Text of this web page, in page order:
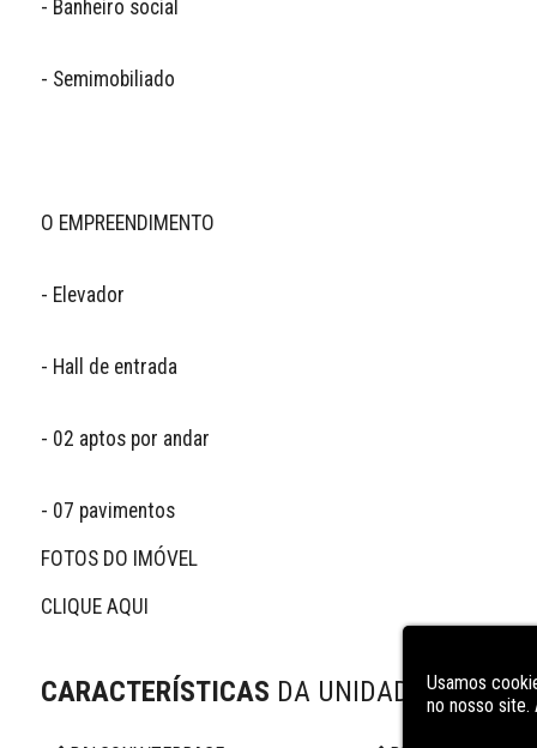
- Banheiro social
- Semimobiliado
O EMPREENDIMENTO
- Elevador
- Hall de entrada
- 02 aptos por andar
- 07 pavimentos
FOTOS DO IMÓVEL
CLIQUE AQUI
CARACTERÍSTICAS DA UNIDADE
Usamos
no nosso site.